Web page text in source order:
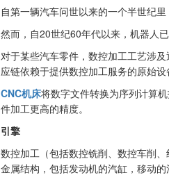
自第一辆汽车问世以来的一个半世纪
然而，自20世纪60年代以来，机器人
对于某些汽车零件，数控加工工艺涉
应链依赖于提供数控加工服务的原始设
CNC机床将数字文件转换为序列计算
件加工更高的精度。
引擎
数控加工（包括数控铣削、数控车削
金属结构，包括发动机的汽缸，移动的